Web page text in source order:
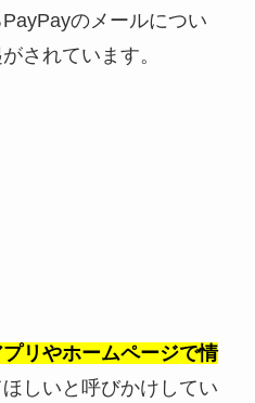
のメールについ
されています。
リやホームページで情
しいと呼びかけしてい